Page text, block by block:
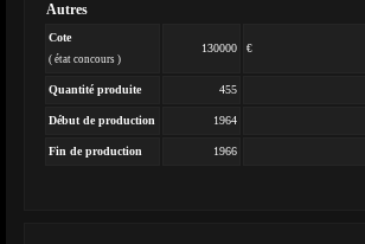
Autres
Cote
( état concours )
130000 €
Quantité produite 455
Début de production 1964
Fin de production 1966